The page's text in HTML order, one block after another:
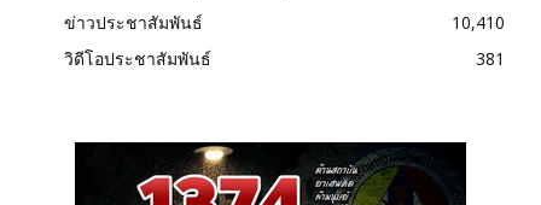
ข่าวประชาสัมพันธ์
10,410
วิดีโอประชาสัมพันธ์
381